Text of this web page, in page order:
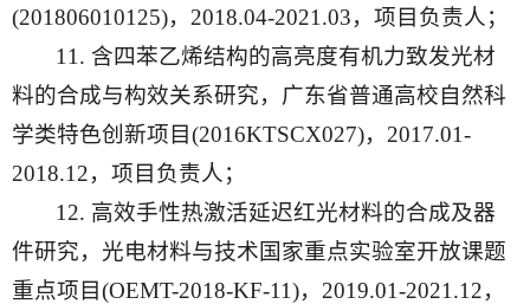
(201806010125)，2018.04-2021.03，项目负责人；
11. 含四苯乙烯结构的高亮度有机力致发光材
料的合成与构效关系研究，广东省普通高校自然科
学类特色创新项目(2016KTSCX027)，2017.01-
2018.12，项目负责人；
12. 高效手性热激活延迟红光材料的合成及器
件研究，光电材料与技术国家重点实验室开放课题
重点项目(OEMT-2018-KF-11)，2019.01-2021.12，